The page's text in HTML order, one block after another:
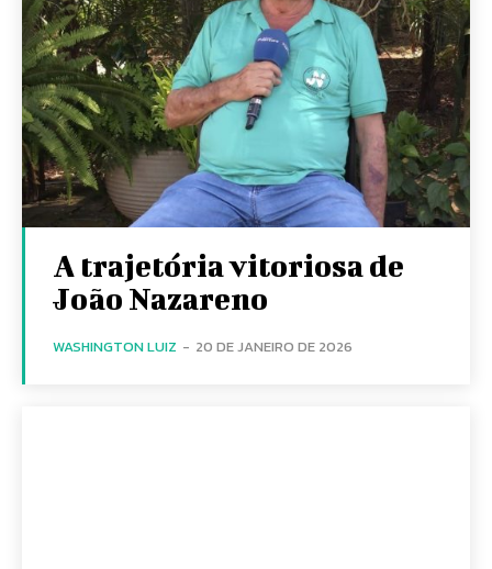
A trajetória vitoriosa de
João Nazareno
WASHINGTON LUIZ - 20 DE JANEIRO DE 2026